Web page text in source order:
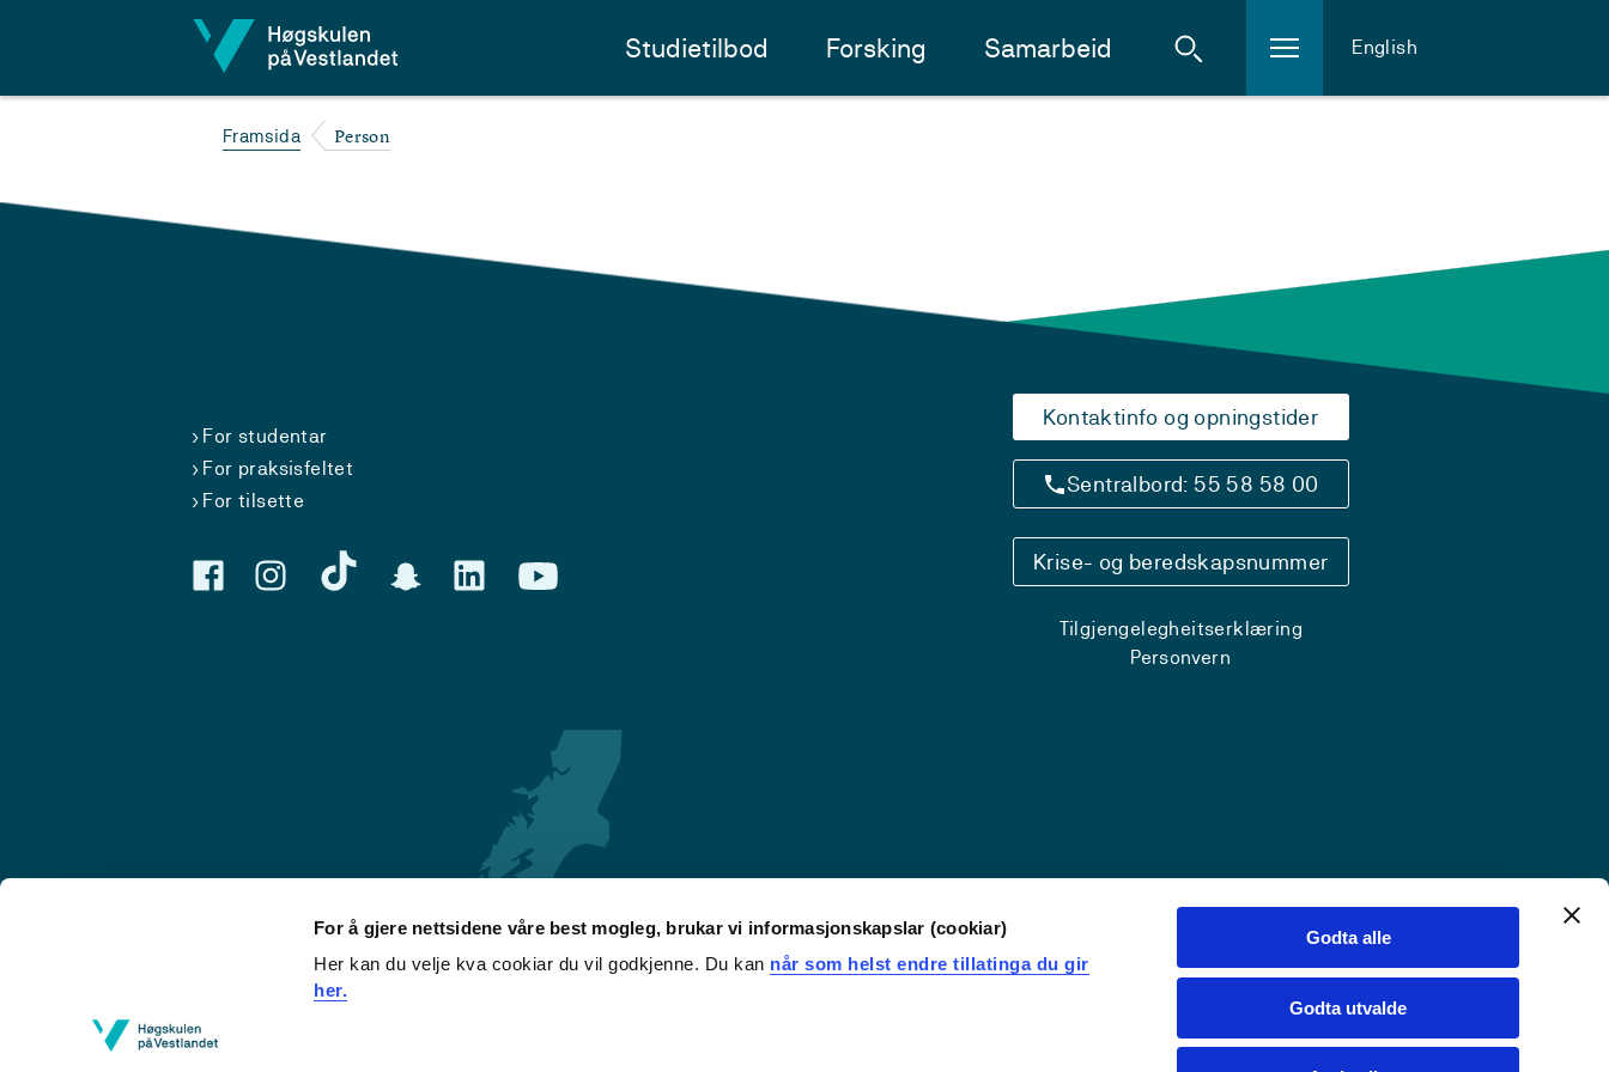
For å gjere nettsidene våre best mogleg, brukar vi informasjonskapslar (cookiar)
Her kan du velje kva cookiar du vil godkjenne. Du kan når som helst endre tillatinga du gir
her.
Godta alle
Godta utvalde
Studietilbod Forsking Samarbeid English
Framsida Person
For studentar
For praksisfeltet
For tilsette
Kontaktinfo og opningstider
Sentralbord: 55 58 58 00
Krise- og beredskapsnummer
Tilgjengelegheitserklæring
Personvern